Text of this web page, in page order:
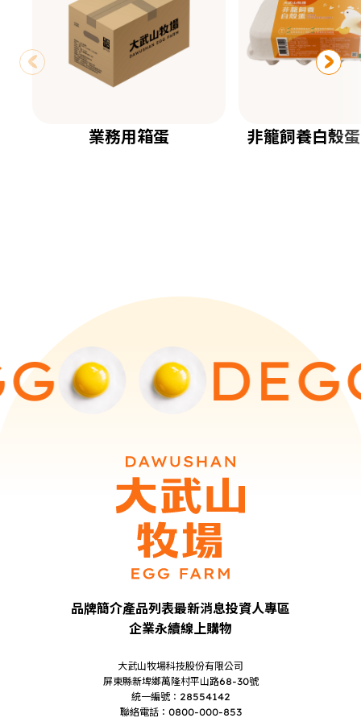
DETAILS
業務用箱蛋 非籠飼養白殼
DEGG
品牌簡介產品列表最新消息投資人專區
企業永續線上購物
大武山牧場科技股份有限公司
屏東縣新埤鄉萬隆村平山路68-30號
統一編號：28554142
聯絡電話：0800-000-853